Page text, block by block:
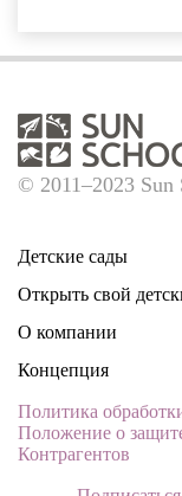
© 2011–2023 Sun
Детские сады
Открыть свой
О компании
Концепция
Политика
Положение о
Контрагентов